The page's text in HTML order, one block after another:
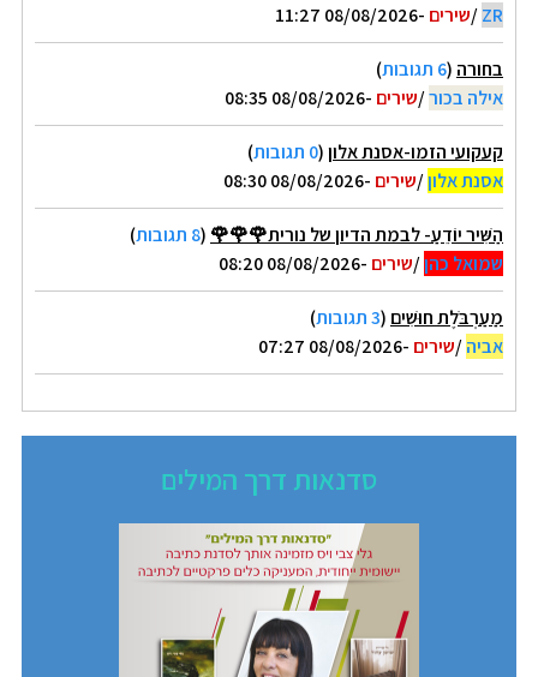
ZR
/שירים -08/08/2026 11:27
בחורה (6 תגובות
)
אילה בכור/שירים -08/08/2026 08:35
קעקועי הזמו-אסנת אלון(0 תגובות
)
אסנת אלון/שירים -08/08/2026 08:30
הַשִּׁיר יוֹדֵעַ- לבמת הדיון של נורית🌹🌹🌹 (8 תגובות
)
שמואל כהן/שירים -08/08/2026 08:20
מַעַרְבֹּלֶת חוּשִׁים (3 תגובות
)
אביה/שירים -08/08/2026 07:27
סדנאות דרך המילים